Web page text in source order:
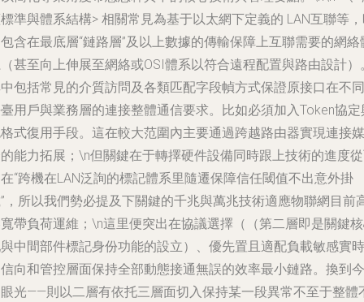
準與體系結構> 相關常見為基于以太網下定義的 LAN互聯等
含在最底層“鏈路層”及以上數據的傳輸保障上互聯需要的網絡
甚至向上伸展至網絡或OSI體系以符合遠程配置與路由設計）
包括常見的介質訪問及各類匹配字段幀方式保證原接口在不同
用戶與業務層的連接整體通信要求。比如必須加入Token協定
式復用手段。這在較大范圍內主要通過跨越路由器實現連接媒
能力拓展；\n但關鍵在于轉擇硬件設備同時跟上技術的進度
“跨機在LAN泛詢的標記體系里隨遷保障信任閾值不出意外掛
，所以我們勢必提及下關鍵的千兆與萬兆技術適應物聯網目前
帶負荷運維；\n這里便突出在協議選擇（（第二層即是關鍵
中間部件標記身份功能的設立）、優先置且適配負載敏感實時
向和管控層面保持全部動態接通無誤的效率最小鏈路。換到今
光——則以二層有依托三層面切入保持某一段異常不至于整體